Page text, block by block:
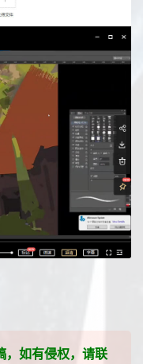
，如有侵权，请联